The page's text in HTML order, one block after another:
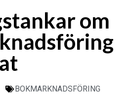
om
BOKMARKNADSFÖRING